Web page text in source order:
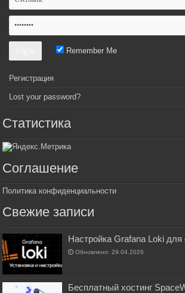
Remember Me
Регистрация
Lost your password?
Статистика
Соглашение
Политика конфиденциальности
Свежие записи
Настройка Grafana Loki для
Обновлено: 29.04.2026
Бесплатный хостинг